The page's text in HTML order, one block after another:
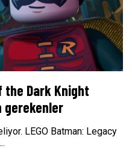
the Dark Knight
gerekenler
LEGO Batman: Legacy